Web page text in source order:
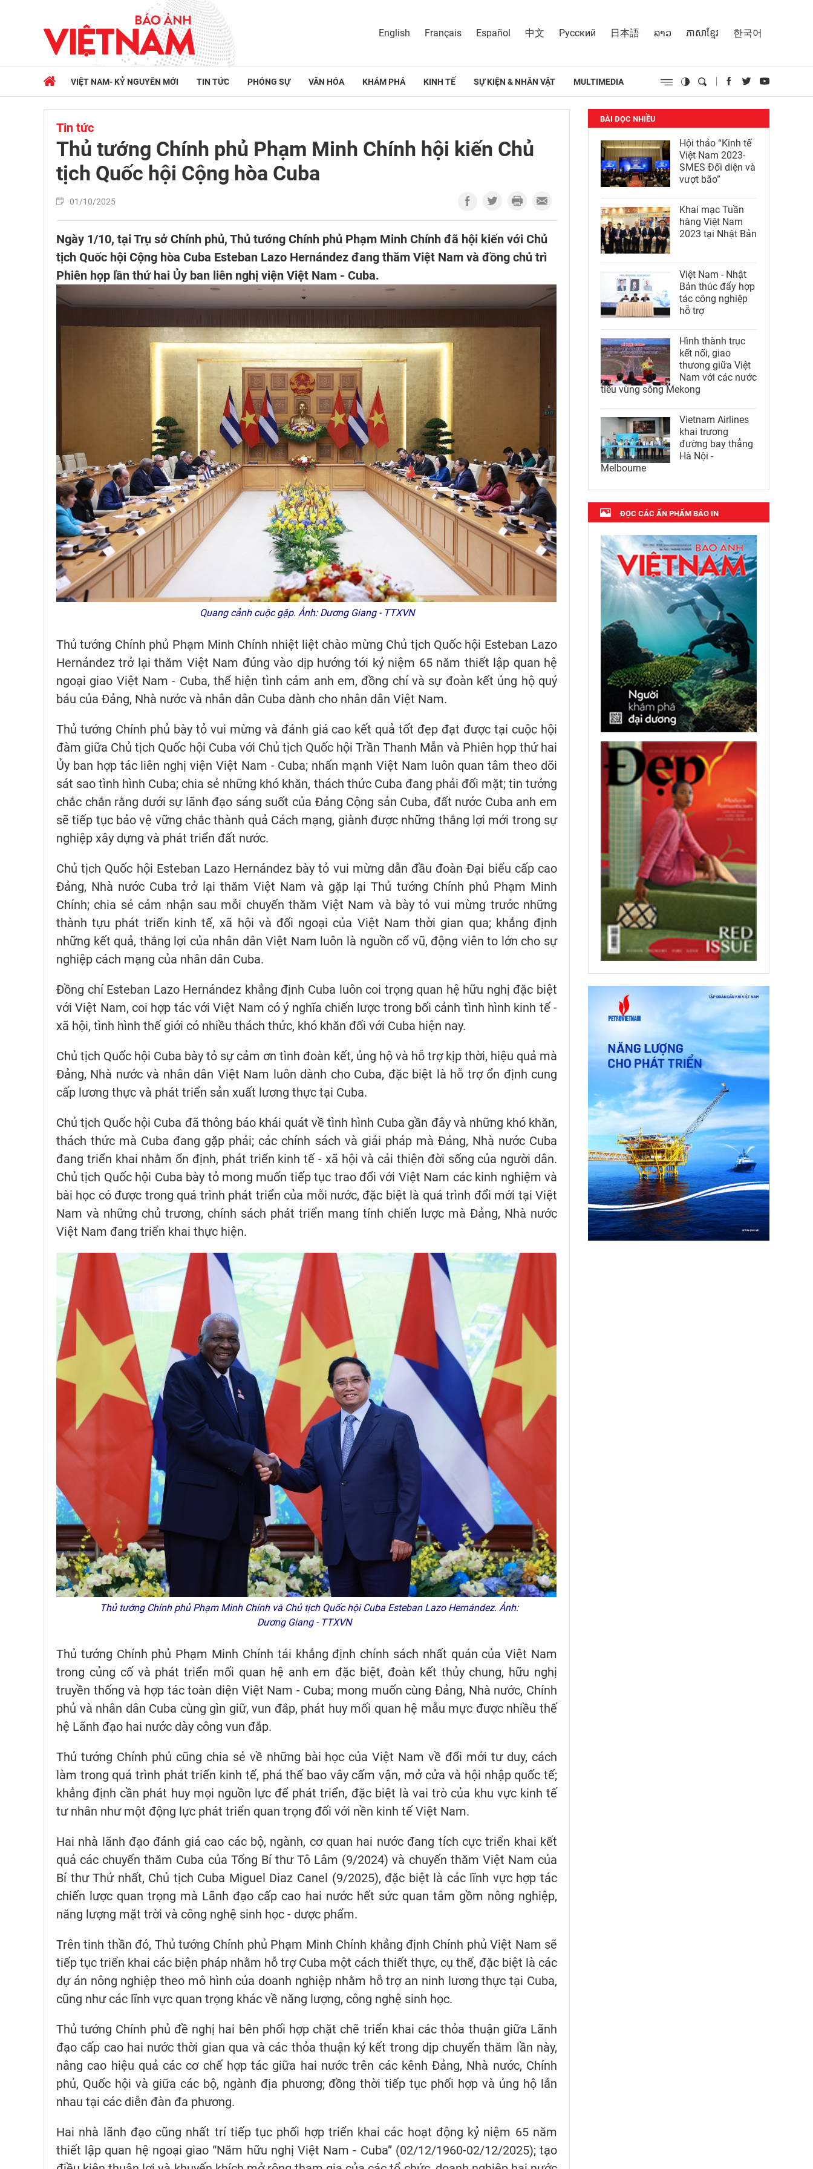
English Français Español 中文 Русский 日本語 ລາວ ភាសាខ្មែរ 한국어
VIỆT NAM- KỶ NGUYÊN MỚI TIN TỨC PHÓNG SỰ VĂN HÓA KHÁM PHÁ KINH TẾ SỰ KIỆN & NHÂN VẬT MULTIMEDIA
Tin tức
Thủ tướng Chính phủ Phạm Minh Chính hội kiến Chủ
tịch Quốc hội Cộng hòa Cuba
01/10/2025
Ngày 1/10, tại Trụ sở Chính phủ, Thủ tướng Chính phủ Phạm Minh Chính đã hội kiến với Chủ
tịch Quốc hội Cộng hòa Cuba Esteban Lazo Hernández đang thăm Việt Nam và đồng chủ trì
Phiên họp lần thứ hai Ủy ban liên nghị viện Việt Nam - Cuba.
Quang cảnh cuộc gặp. Ảnh: Dương Giang - TTXVN
Thủ tướng Chính phủ Phạm Minh Chính nhiệt liệt chào mừng Chủ tịch Quốc hội Esteban Lazo
Hernández trở lại thăm Việt Nam đúng vào dịp hướng tới kỷ niệm 65 năm thiết lập quan hệ
ngoại giao Việt Nam - Cuba, thể hiện tình cảm anh em, đồng chí và sự đoàn kết ủng hộ quý
báu của Đảng, Nhà nước và nhân dân Cuba dành cho nhân dân Việt Nam.
Thủ tướng Chính phủ bày tỏ vui mừng và đánh giá cao kết quả tốt đẹp đạt được tại cuộc hội
đàm giữa Chủ tịch Quốc hội Cuba với Chủ tịch Quốc hội Trần Thanh Mẫn và Phiên họp thứ hai
Ủy ban hợp tác liên nghị viện Việt Nam - Cuba; nhấn mạnh Việt Nam luôn quan tâm theo dõi
sát sao tình hình Cuba; chia sẻ những khó khăn, thách thức Cuba đang phải đối mặt; tin tưởng
chắc chắn rằng dưới sự lãnh đạo sáng suốt của Đảng Cộng sản Cuba, đất nước Cuba anh em
sẽ tiếp tục bảo vệ vững chắc thành quả Cách mạng, giành được những thắng lợi mới trong sự
nghiệp xây dựng và phát triển đất nước.
Chủ tịch Quốc hội Esteban Lazo Hernández bày tỏ vui mừng dẫn đầu đoàn Đại biểu cấp cao
Đảng, Nhà nước Cuba trở lại thăm Việt Nam và gặp lại Thủ tướng Chính phủ Phạm Minh
Chính; chia sẻ cảm nhận sau mỗi chuyến thăm Việt Nam và bày tỏ vui mừng trước những
thành tựu phát triển kinh tế, xã hội và đối ngoại của Việt Nam thời gian qua; khẳng định
những kết quả, thắng lợi của nhân dân Việt Nam luôn là nguồn cổ vũ, động viên to lớn cho sự
nghiệp cách mạng của nhân dân Cuba.
Đồng chí Esteban Lazo Hernández khẳng định Cuba luôn coi trọng quan hệ hữu nghị đặc biệt
với Việt Nam, coi hợp tác với Việt Nam có ý nghĩa chiến lược trong bối cảnh tình hình kinh tế -
xã hội, tình hình thế giới có nhiều thách thức, khó khăn đối với Cuba hiện nay.
Chủ tịch Quốc hội Cuba bày tỏ sự cảm ơn tình đoàn kết, ủng hộ và hỗ trợ kịp thời, hiệu quả mà
Đảng, Nhà nước và nhân dân Việt Nam luôn dành cho Cuba, đặc biệt là hỗ trợ ổn định cung
cấp lương thực và phát triển sản xuất lương thực tại Cuba.
Chủ tịch Quốc hội Cuba đã thông báo khái quát về tình hình Cuba gần đây và những khó khăn,
thách thức mà Cuba đang gặp phải; các chính sách và giải pháp mà Đảng, Nhà nước Cuba
đang triển khai nhằm ổn định, phát triển kinh tế - xã hội và cải thiện đời sống của người dân.
Chủ tịch Quốc hội Cuba bày tỏ mong muốn tiếp tục trao đổi với Việt Nam các kinh nghiệm và
bài học có được trong quá trình phát triển của mỗi nước, đặc biệt là quá trình đổi mới tại Việt
Nam và những chủ trương, chính sách phát triển mang tính chiến lược mà Đảng, Nhà nước
Việt Nam đang triển khai thực hiện.
Thủ tướng Chính phủ Phạm Minh Chính và Chủ tịch Quốc hội Cuba Esteban Lazo Hernández. Ảnh:
Dương Giang - TTXVN
Thủ tướng Chính phủ Phạm Minh Chính tái khẳng định chính sách nhất quán của Việt Nam
trong củng cố và phát triển mối quan hệ anh em đặc biệt, đoàn kết thủy chung, hữu nghị
truyền thống và hợp tác toàn diện Việt Nam - Cuba; mong muốn cùng Đảng, Nhà nước, Chính
phủ và nhân dân Cuba cùng gìn giữ, vun đắp, phát huy mối quan hệ mẫu mực được nhiều thế
hệ Lãnh đạo hai nước dày công vun đắp.
Thủ tướng Chính phủ cũng chia sẻ về những bài học của Việt Nam về đổi mới tư duy, cách
làm trong quá trình phát triển kinh tế, phá thế bao vây cấm vận, mở cửa và hội nhập quốc tế;
khẳng định cần phát huy mọi nguồn lực để phát triển, đặc biệt là vai trò của khu vực kinh tế
tư nhân như một động lực phát triển quan trọng đối với nền kinh tế Việt Nam.
Hai nhà lãnh đạo đánh giá cao các bộ, ngành, cơ quan hai nước đang tích cực triển khai kết
quả các chuyến thăm Cuba của Tổng Bí thư Tô Lâm (9/2024) và chuyến thăm Việt Nam của
Bí thư Thứ nhất, Chủ tịch Cuba Miguel Diaz Canel (9/2025), đặc biệt là các lĩnh vực hợp tác
chiến lược quan trọng mà Lãnh đạo cấp cao hai nước hết sức quan tâm gồm nông nghiệp,
năng lượng mặt trời và công nghệ sinh học - dược phẩm.
Trên tinh thần đó, Thủ tướng Chính phủ Phạm Minh Chính khẳng định Chính phủ Việt Nam sẽ
tiếp tục triển khai các biện pháp nhằm hỗ trợ Cuba một cách thiết thực, cụ thể, đặc biệt là các
dự án nông nghiệp theo mô hình của doanh nghiệp nhằm hỗ trợ an ninh lương thực tại Cuba,
cũng như các lĩnh vực quan trọng khác về năng lượng, công nghệ sinh học.
Thủ tướng Chính phủ đề nghị hai bên phối hợp chặt chẽ triển khai các thỏa thuận giữa Lãnh
đạo cấp cao hai nước thời gian qua và các thỏa thuận ký kết trong dịp chuyến thăm lần này,
nâng cao hiệu quả các cơ chế hợp tác giữa hai nước trên các kênh Đảng, Nhà nước, Chính
phủ, Quốc hội và giữa các bộ, ngành địa phương; đồng thời tiếp tục phối hợp và ủng hộ lẫn
nhau tại các diễn đàn đa phương.
Hai nhà lãnh đạo cũng nhất trí tiếp tục phối hợp triển khai các hoạt động kỷ niệm 65 năm
thiết lập quan hệ ngoại giao “Năm hữu nghị Việt Nam - Cuba” (02/12/1960-02/12/2025); tạo
BÀI ĐỌC NHIỀU
Hội thảo “Kinh tế
Việt Nam 2023-
SMES Đối diện và
vượt bão”
Khai mạc Tuần
hàng Việt Nam
2023 tại Nhật Bản
Việt Nam - Nhật
Bản thúc đẩy hợp
tác công nghiệp
hỗ trợ
Hình thành trục
kết nối, giao
thương giữa Việt
Nam với các nước
tiểu vùng sông Mekong
Vietnam Airlines
khai trương
đường bay thẳng
Hà Nội -
Melbourne
ĐỌC CÁC ẤN PHẨM BÁO IN